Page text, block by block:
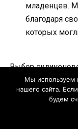
младенцев.
благодаря
которых
Выбор
ребенка — это
предлагают
случае, важно
материалов и
Мы используем
нашего сайта.
будем